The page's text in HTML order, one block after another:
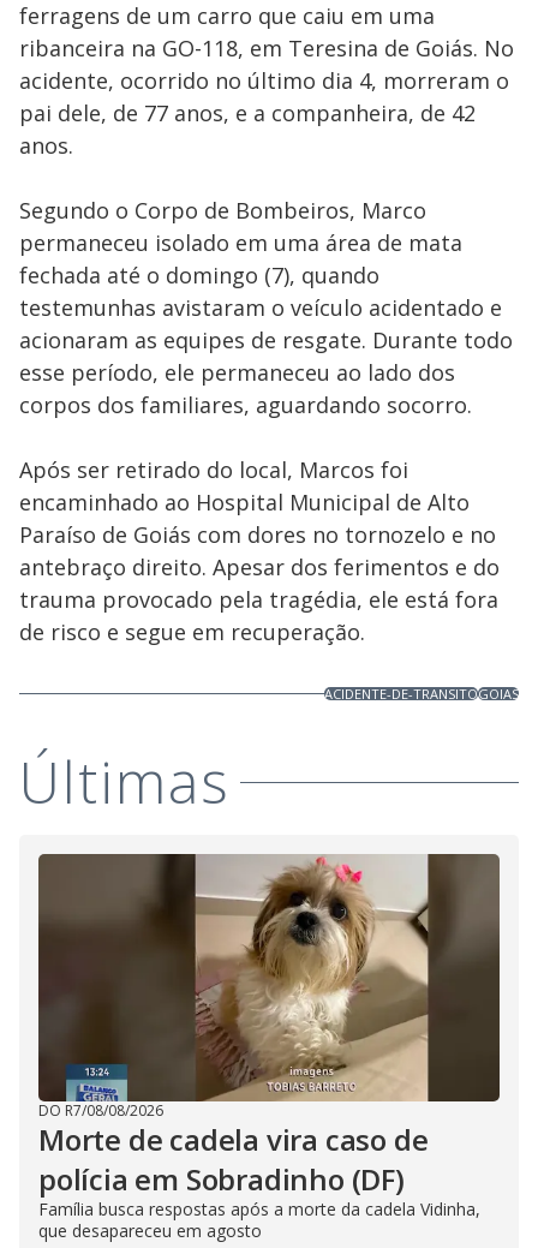
ferragens de um carro que caiu em uma
ribanceira na GO-118, em Teresina de Goiás. No
acidente, ocorrido no último dia 4, morreram o
pai dele, de 77 anos, e a companheira, de 42
anos.
Segundo o Corpo de Bombeiros, Marco
permaneceu isolado em uma área de mata
fechada até o domingo (7), quando
testemunhas avistaram o veículo acidentado e
acionaram as equipes de resgate. Durante todo
esse período, ele permaneceu ao lado dos
corpos dos familiares, aguardando socorro.
Após ser retirado do local, Marcos foi
encaminhado ao Hospital Municipal de Alto
Paraíso de Goiás com dores no tornozelo e no
antebraço direito. Apesar dos ferimentos e do
trauma provocado pela tragédia, ele está fora
de risco e segue em recuperação.
ACIDENTE-DE-TRANSITOGOIAS
Últimas
DO R7/08/08/2026
Morte de cadela vira caso de
polícia em Sobradinho (DF)
Família busca respostas após a morte da cadela Vidinha,
que desapareceu em agosto